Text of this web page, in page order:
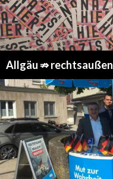
Allgäu ⇏ rechtsaußen